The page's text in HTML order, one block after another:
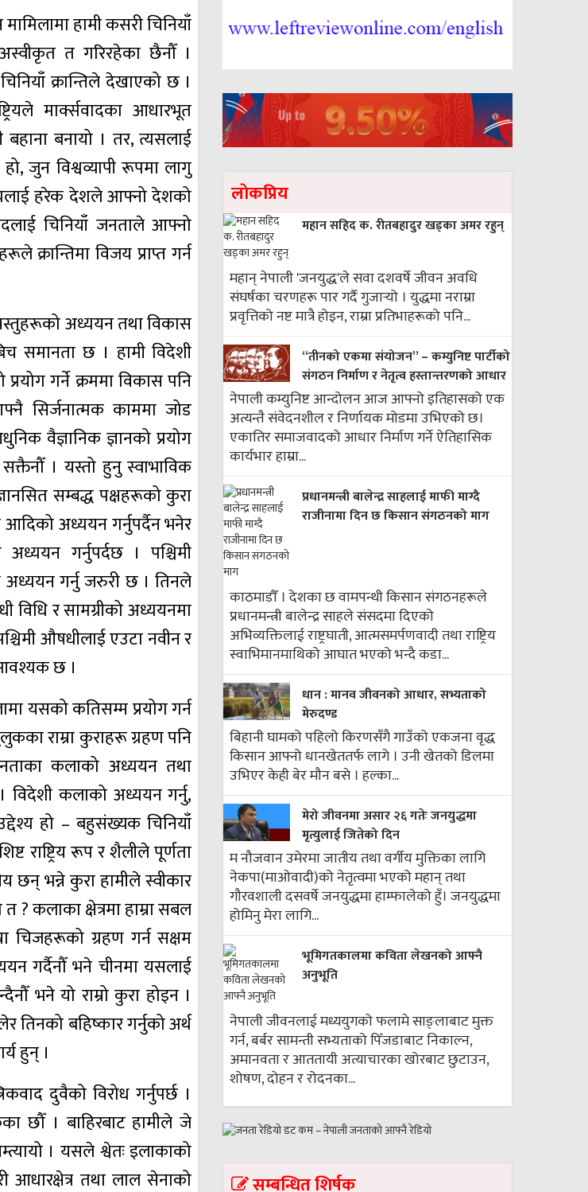
हामी कसरी चिनियाँ
त गरिरहेका छैनौँ ।
क्रान्तिले देखाएको छ ।
मार्क्सवादका आधारभूत
बनायो । तर, त्यसलाई
जुन विश्वव्यापी रूपमा लागु
हरेक देशले आफ्नो देशको
चिनियाँ जनताले आफ्नो
विजय प्राप्त गर्न
अध्ययन तथा विकास
समानता छ । हामी विदेशी
गर्ने क्रममा विकास पनि
सिर्जनात्मक काममा जोड
वैज्ञानिक ज्ञानको प्रयोग
। यस्तो हुनु स्वाभाविक
सम्बद्ध पक्षहरूको कुरा
आदिको अध्ययन गर्नुपर्दैन भनेर
गर्नुपर्दछ । पश्चिमी
अध्ययन गर्नु जरुरी छ । तिनले
विधि र सामग्रीको अध्ययनमा
औषधीलाई एउटा नवीन र
छ ।
यसको कतिसम्म प्रयोग गर्न
राम्रा कुराहरू ग्रहण पनि
कलाको अध्ययन तथा
विदेशी कलाको अध्ययन गर्नु,
हो – बहुसंख्यक चिनियाँ
राष्ट्रिय रूप र शैलीले पूर्णता
छन् भन्ने कुरा हामीले स्वीकार
? कलाका क्षेत्रमा हाम्रा सबल
चिजहरूको ग्रहण गर्न सक्षम
गर्दैनौँ भने चीनमा यसलाई
भने यो राम्रो कुरा होइन ।
तिनको बहिष्कार गर्नुको अर्थ
हुन् ।
दुवैको विरोध गर्नुपर्छ ।
छौँ । बाहिरबाट हामीले जे
। यसले श्वेतः इलाकाको
आधारक्षेत्र तथा लाल सेनाको
लाेकप्रिय
महान सहिद क. रीतबहादुर खड्‌का अमर रहुन्
महान् नेपाली 'जनयुद्ध'ले सवा दशवर्षे जीवन अवधि
संघर्षका चरणहरू पार गर्दै गुजार्‍यो । युद्धमा नराम्रा
प्रवृत्तिको नष्ट मात्रै होइन, राम्रा प्रतिभाहरूको पनि...
“तीनको एकमा संयोजन” – कम्युनिष्ट पार्टीको
संगठन निर्माण र नेतृत्व हस्तान्तरणको आधार
नेपाली कम्युनिष्ट आन्दोलन आज आफ्नो इतिहासको एक
अत्यन्तै संवेदनशील र निर्णायक मोडमा उभिएको छ।
एकातिर समाजवादको आधार निर्माण गर्ने ऐतिहासिक
कार्यभार हाम्रा...
प्रधानमन्त्री बालेन्द्र साहलाई माफी माग्दै
राजीनामा दिन छ किसान संगठनको माग
काठमाडौँ । देशका छ वामपन्थी किसान संगठनहरूले
प्रधानमन्त्री बालेन्द्र साहले संसदमा दिएको
अभिव्यक्तिलाई राष्ट्रघाती, आत्मसमर्पणवादी तथा राष्ट्रिय
स्वाभिमानमाथिको आघात भएको भन्दै कडा...
धान : मानव जीवनको आधार, सभ्यताको
मेरुदण्ड
बिहानी घामको पहिलो किरणसँगै गाउँको एकजना वृद्ध
किसान आफ्नो धानखेततर्फ लागे । उनी खेतको डिलमा
उभिएर केही बेर मौन बसे । हल्का...
मेरो जीवनमा असार २६ गतेः जनयुद्धमा
मृत्युलाई जितेको दिन
म नौजवान उमेरमा जातीय तथा वर्गीय मुक्तिका लागि
नेकपा(माओवादी)को नेतृत्वमा भएको महान् तथा
गौरवशाली दसवर्षे जनयुद्धमा हाम्फालेको हुँ। जनयुद्धमा
होमिनु मेरा लागि...
भूमिगतकालमा कविता लेखनको आफ्नै
अनुभूति
नेपाली जीवनलाई मध्ययुगको फलामे साङ्लाबाट मुक्त
गर्न, बर्बर सामन्ती सभ्यताको पिँजडाबाट निकाल्न,
अमानवता र आततायी अत्याचारका खोरबाट छुटाउन,
शोषण, दोहन र रोदनका...
सम्बन्धित शिर्षक